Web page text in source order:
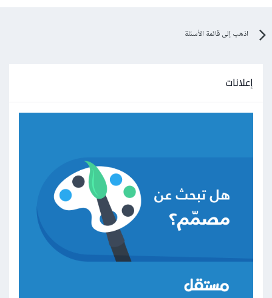
اذهب إلى قائمة الأسئلة
إعلانات